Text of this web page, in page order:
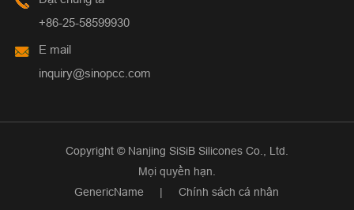
+86-25-58599930
E mail
inquiry@sinopcc.com
Copyright © Nanjing SiSiB Silicones Co., Ltd.
Mọi quyền hạn.
GenericName
| Chính sách cá nhân